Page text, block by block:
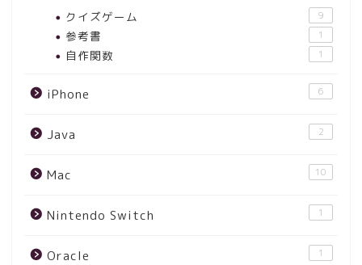
クイズゲーム 9
参考書 1
自作関数 1
iPhone 6
Java 2
Mac 10
Nintendo Switch 1
Oracle 1